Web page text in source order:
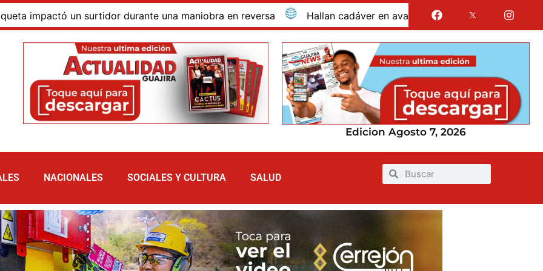
durante una maniobra en reversa Hallan cadáver en avanzado estado de descomposición en la antigua
Edicion Agosto 7, 2026
NACIONALES SOCIALES Y CULTURA SALUD